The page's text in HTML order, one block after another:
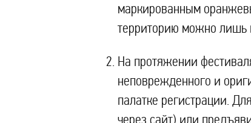
маркированным
территорию можно лишь
На протяжении
неповрежденного и
палатке регистрации.
через сайт) или